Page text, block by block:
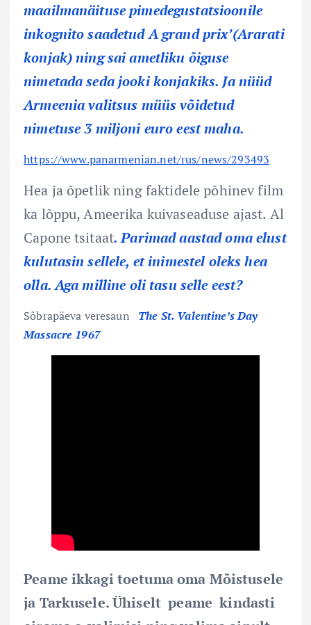
maailmanäituse pimedegustatsioonile
inkognito saadetud A grand prix’(Ararati
konjak) ning sai ametliku õiguse
nimetada seda jooki konjakiks. Ja nüüd
Armeenia valitsus müüs võidetud
nimetuse 3 miljoni euro eest maha.
https://www.panarmenian.net/rus/news/293493
Hea ja õpetlik ning faktidele põhinev film
ka lõppu, Ameerika kuivaseaduse ajast. Al
Capone tsitaat. Parimad aastad oma elust
kulutasin sellele, et inimestel oleks hea
olla. Aga milline oli tasu selle eest?
Sõbrapäeva veresaun The St. Valentine’s Day
Massacre 1967
Peame ikkagi toetuma oma Mõistusele
ja Tarkusele. Ühiselt peame kindasti